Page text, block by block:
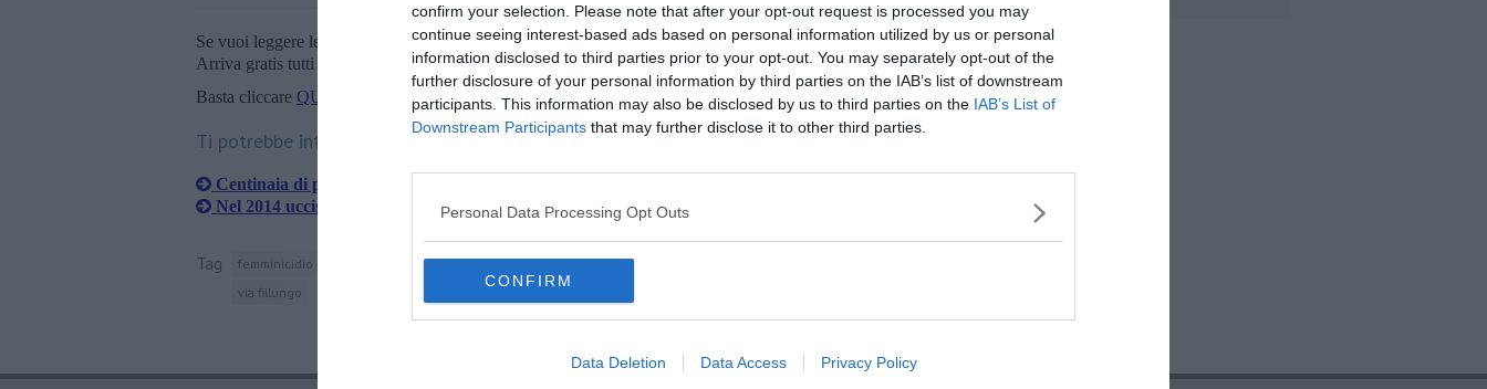
confirm your selection. Please note that after your opt-out request is processed you may
continue seeing interest-based ads based on personal information utilized by us or personal
information disclosed to third parties prior to your opt-out. You may separately opt-out of the
further disclosure of your personal information by third parties on the IAB’s list of downstream
participants. This information may also be disclosed by us to third parties on the IAB’s List of
Downstream Participants that may further disclose it to other third parties.
Personal Data Processing Opt Outs
CONFIRM
Data Deletion Data Access Privacy Policy
Se vuoi leggere le notizie principali della Toscana iscriviti alla Newsletter QUInews - ToscanaMedia.
Arriva gratis tutti i giorni alle 20:00 direttamente nella tua casella di posta.
Basta cliccare QUI
Ti potrebbe interessare anche:
Centinaia di palloncini rossi per l'addio a Vania
Nel 2014 uccise 152 donne, 16 in Toscana
Tag femminicidio piazza napoleone capannori facebook
via fillungo